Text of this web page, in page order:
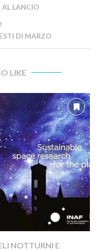
AL LANCIO
DI MARZO
LIKE
NOTTURNI E